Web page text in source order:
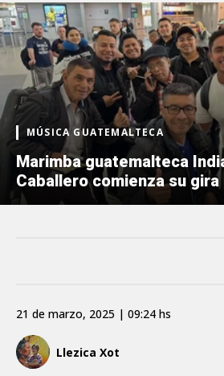
MÚSICA GUATEMALTECA
Marimba guatemalteca
Caballero comienza su gira
Llezica Xot
21 de marzo, 2025 | 09:24 hs